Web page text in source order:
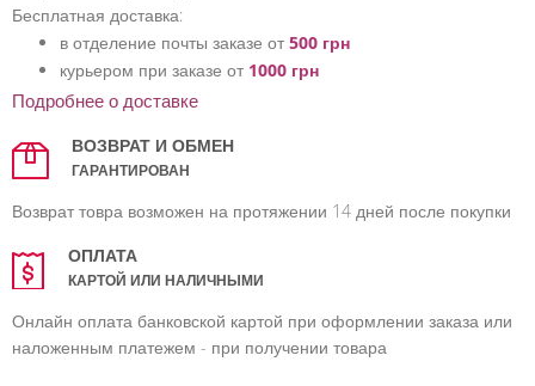
Бесплатная доставка:
в отделение почты заказе от 500 грн
курьером при заказе от 1000 грн
Подробнее о доставке
ВОЗВРАТ И ОБМЕН
ГАРАНТИРОВАН
Возврат товра возможен на протяжении 14 дней после покупки
ОПЛАТА
КАРТОЙ ИЛИ НАЛИЧНЫМИ
Онлайн оплата банковской картой при оформлении заказа или
наложенным платежем - при получении товара